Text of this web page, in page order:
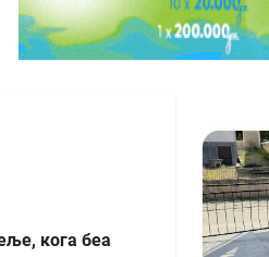
кога беа